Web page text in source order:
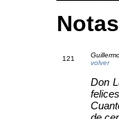
Notas
121
volver
Don